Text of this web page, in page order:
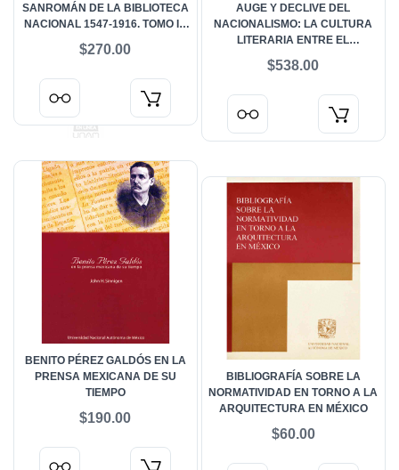
SANROMÁN DE LA BIBLIOTECA
NACIONAL 1547-1916. TOMO III.
$270.00
AUGE Y DECLIVE DEL
NACIONALISMO: LA CULTURA
LITERARIA ENTRE EL
LA TRADICIÓN (1940-1968).
$538.00
BENITO PÉREZ GALDÓS EN LA
PRENSA MEXICANA DE SU
TIEMPO
$190.00
BIBLIOGRAFÍA SOBRE LA
NORMATIVIDAD EN TORNO A LA
ARQUITECTURA EN MÉXICO
$60.00